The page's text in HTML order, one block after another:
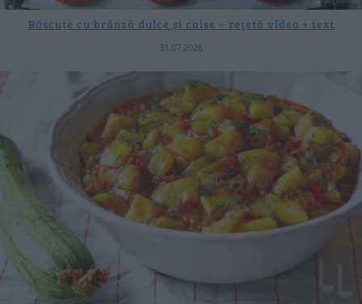
Băscuțe cu brânză dulce și caise – rețetă video + text
31.07.2026